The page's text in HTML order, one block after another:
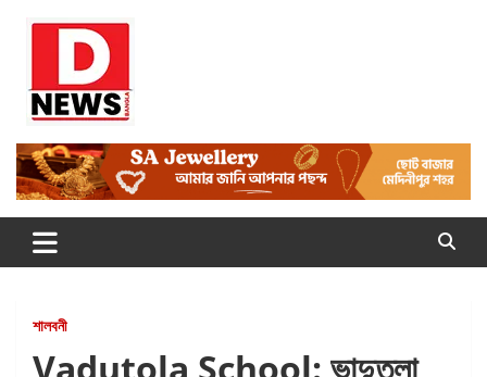
Dnews
#Medinipur24X7News
শালবনী
Vadutola School: ভাদুতলা